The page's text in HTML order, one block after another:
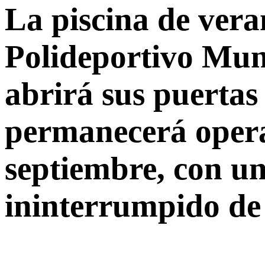
La piscina de
Polideportivo
abrirá sus
permanecerá
septiembre, con
ininterrumpido de